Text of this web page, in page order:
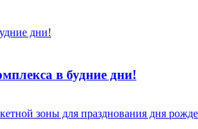
в будние дни!